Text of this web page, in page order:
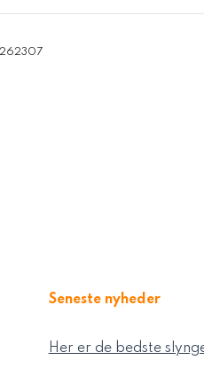
262307
Seneste nyheder
Her er de bedste